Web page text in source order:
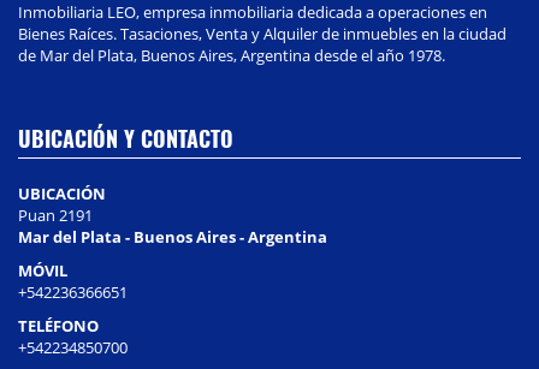
Inmobiliaria LEO, empresa inmobiliaria dedicada a operaciones en
Bienes Raíces. Tasaciones, Venta y Alquiler de inmuebles en la ciudad
de Mar del Plata, Buenos Aires, Argentina desde el año 1978.
UBICACIÓN Y CONTACTO
UBICACIÓN
Puan 2191
Mar del Plata - Buenos Aires - Argentina
MÓVIL
+542236366651
TELÉFONO
+542234850700